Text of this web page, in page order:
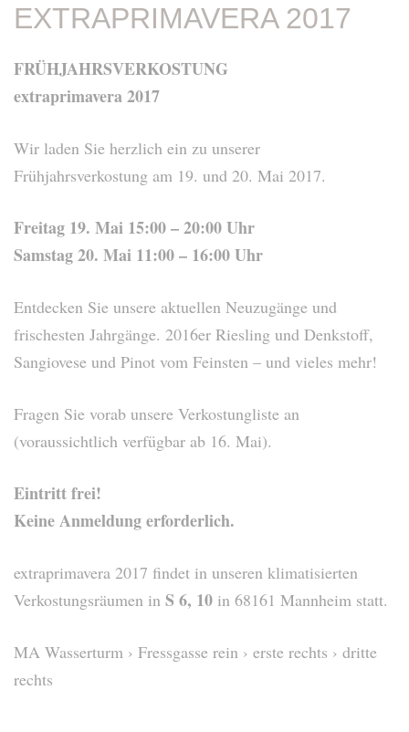
EXTRAPRIMAVERA 2017
FRÜHJAHRSVERKOSTUNG
extraprimavera 2017
Wir laden Sie herzlich ein zu unserer
Frühjahrsverkostung am 19. und 20. Mai 2017.
Freitag 19. Mai 15:00 – 20:00 Uhr
Samstag 20. Mai 11:00 – 16:00 Uhr
Entdecken Sie unsere aktuellen Neuzugänge und
frischesten Jahrgänge. 2016er Riesling und Denkstoff,
Sangiovese und Pinot vom Feinsten – und vieles mehr!
Fragen Sie vorab unsere Verkostungliste an
(voraussichtlich verfügbar ab 16. Mai).
Eintritt frei!
Keine Anmeldung erforderlich.
extraprimavera 2017 findet in unseren klimatisierten
Verkostungsräumen in S 6, 10 in 68161 Mannheim statt.
MA Wasserturm › Fressgasse rein › erste rechts › dritte
rechts